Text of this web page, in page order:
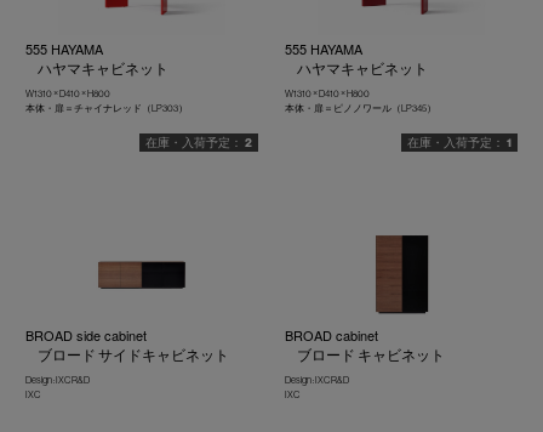
555 HAYAMA
ハヤマキャビネット
W1310 × D410 × H800
本体・扉＝チャイナレッド（LP303）
2
555 HAYAMA
ハヤマキャビネット
W1310 × D410 × H800
本体・扉＝ピノノワール（LP345）
1
BROAD side cabinet
ブロード サイドキャビネット
Design : IXC R&D
IXC
BROAD cabinet
ブロード キャビネット
Design : IXC R&D
IXC